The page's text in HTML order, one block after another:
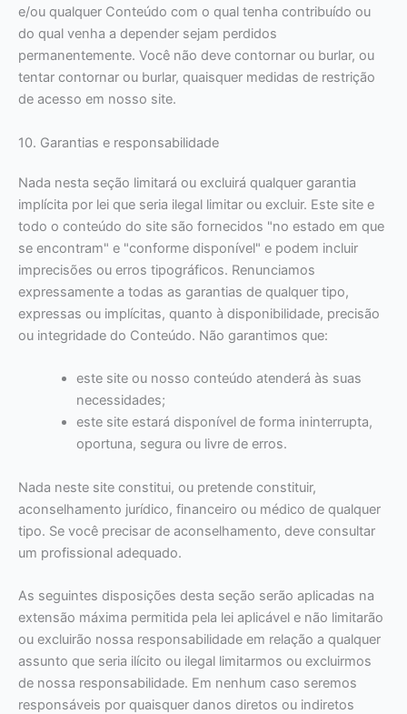
e/ou qualquer Conteúdo com o qual tenha contribuído ou
do qual venha a depender sejam perdidos
permanentemente. Você não deve contornar ou burlar, ou
tentar contornar ou burlar, quaisquer medidas de restrição
de acesso em nosso site.
10. Garantias e responsabilidade
Nada nesta seção limitará ou excluirá qualquer garantia
implícita por lei que seria ilegal limitar ou excluir. Este site e
todo o conteúdo do site são fornecidos "no estado em que
se encontram" e "conforme disponível" e podem incluir
imprecisões ou erros tipográficos. Renunciamos
expressamente a todas as garantias de qualquer tipo,
expressas ou implícitas, quanto à disponibilidade, precisão
ou integridade do Conteúdo. Não garantimos que:
este site ou nosso conteúdo atenderá às suas
necessidades;
este site estará disponível de forma ininterrupta,
oportuna, segura ou livre de erros.
Nada neste site constitui, ou pretende constituir,
aconselhamento jurídico, financeiro ou médico de qualquer
tipo. Se você precisar de aconselhamento, deve consultar
um profissional adequado.
As seguintes disposições desta seção serão aplicadas na
extensão máxima permitida pela lei aplicável e não limitarão
ou excluirão nossa responsabilidade em relação a qualquer
assunto que seria ilícito ou ilegal limitarmos ou excluirmos
de nossa responsabilidade. Em nenhum caso seremos
responsáveis por quaisquer danos diretos ou indiretos